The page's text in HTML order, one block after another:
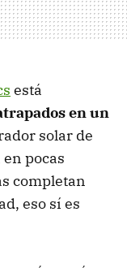
está
en un
solar de
pocas
completan
eso sí es